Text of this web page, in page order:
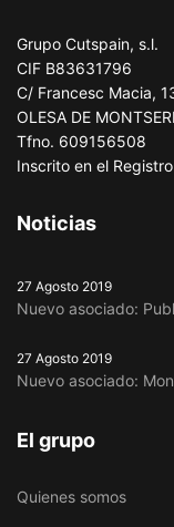
Grupo Cutspain, s.l.
CIF B83631796
C/ Francesc Macia,
OLESA DE
Tfno. 609156508
Inscrito en el
Noticias
27 Agosto 2019
Nuevo asociado:
27 Agosto 2019
Nuevo asociado:
El grupo
Quienes somos